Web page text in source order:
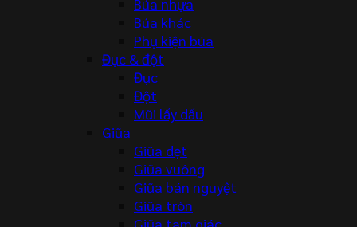
Búa nhựa
Búa khác
Phụ kiện búa
Đục & đột
Đục
Đột
Mũi lấy dấu
Giũa
Giũa dẹt
Giũa vuông
Giũa bán nguyệt
Giũa tròn